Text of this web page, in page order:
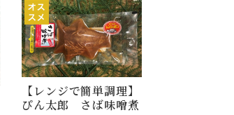
【レンジで簡単調理】
ぴん太郎 さば味噌煮